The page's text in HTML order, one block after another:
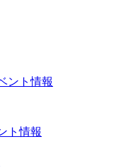
ント情報
ト情報